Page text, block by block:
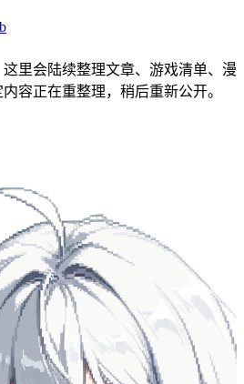
里会陆续整理文章、游戏清单、漫
容正在重整理，稍后重新公开。